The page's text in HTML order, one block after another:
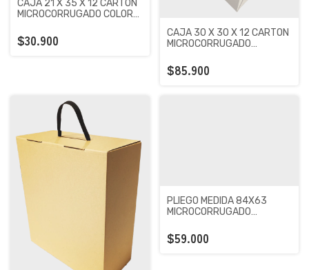
CAJA 21 X 35 X 12 CARTON
MICROCORRUGADO COLOR
$30.900
CAJA 30 X 30 X 12 CARTON
MICROCORRUGADO
UNIDADES
$85.900
PLIEGO MEDIDA 84X63
MICROCORRUGADO
UNIDADES
$59.000